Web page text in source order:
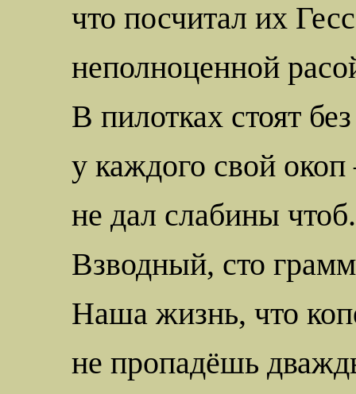
что посчитал их Гесс
неполноценной
В пилотках стоят
у каждого свой окоп
не дал слабины чтоб.
Взводный, сто
Наша жизнь, что
не пропадёшь